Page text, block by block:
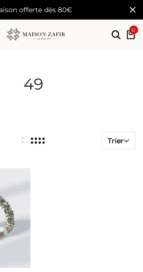
offerte dès 80€
0
49
Trier